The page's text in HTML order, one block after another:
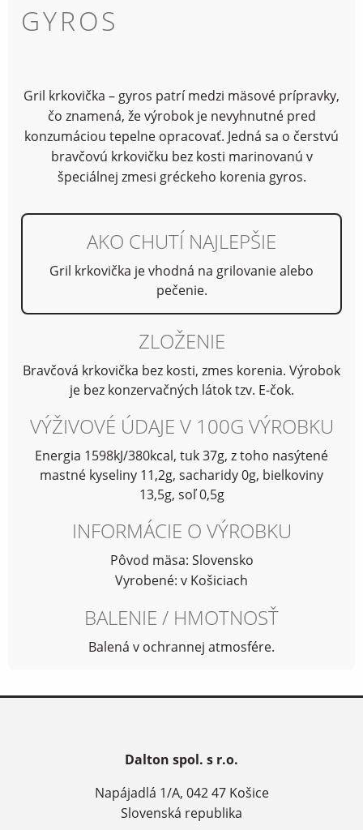
GYROS
Gril krkovička – gyros patrí medzi mäsové prípravky,
čo znamená, že výrobok je nevyhnutné pred
konzumáciou tepelne opracovať. Jedná sa o čerstvú
bravčovú krkovičku bez kosti marinovanú v
špeciálnej zmesi gréckeho korenia gyros.
AKO CHUTÍ NAJLEPŠIE
Gril krkovička je vhodná na grilovanie alebo
pečenie.
ZLOŽENIE
Bravčová krkovička bez kosti, zmes korenia. Výrobok
je bez konzervačných látok tzv. E-čok.
VÝŽIVOVÉ ÚDAJE V 100G VÝROBKU
Energia 1598kJ/380kcal, tuk 37g, z toho nasýtené
mastné kyseliny 11,2g, sacharidy 0g, bielkoviny
13,5g, soľ 0,5g
INFORMÁCIE O VÝROBKU
Pôvod mäsa: Slovensko
Vyrobené: v Košiciach
BALENIE / HMOTNOSŤ
Balená v ochrannej atmosfére.
Dalton spol. s r.o.
Napájadlá 1/A, 042 47 Košice
Slovenská republika